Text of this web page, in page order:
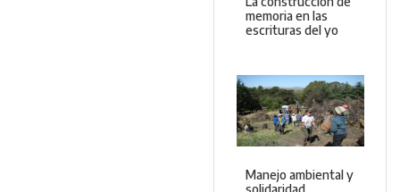
memoria en las
escrituras del yo
Manejo ambiental y